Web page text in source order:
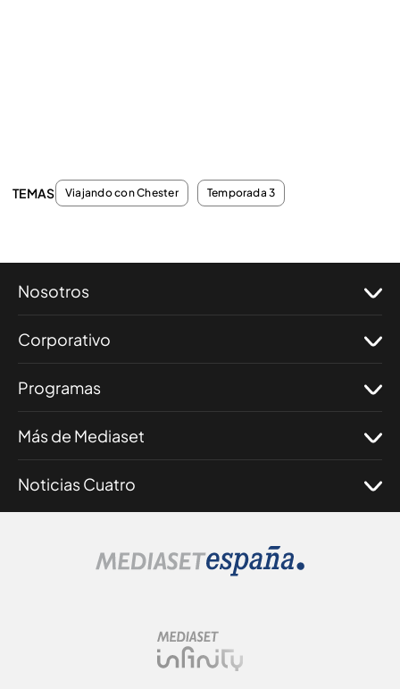
TEMAS Viajando con Chester Temporada 3
Nosotros
Corporativo
Programas
Más de Mediaset
Noticias Cuatro